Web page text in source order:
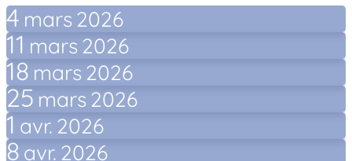
4 mars 2026
11 mars2026
18 mars2026
25 mars2026
1 avr. 2026
8 avr. 2026